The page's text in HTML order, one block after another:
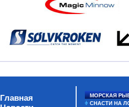
Главная
МОРСКАЯ
СНАСТИ НА